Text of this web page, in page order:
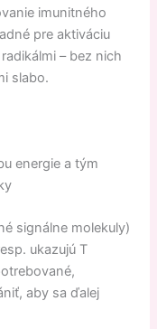
imunitného
pre aktiváciu
– bez nich
slabo.
energie a tým
signálne molekuly)
ukazujú T
aby sa ďalej